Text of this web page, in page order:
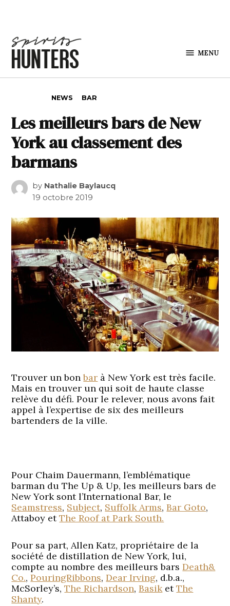
MENU
NEWS BAR
Les meilleurs bars de New
York au classement des
barmans
by Nathalie Baylaucq
19 octobre 2019
Trouver un bonbar à New York est très facile.
Mais en trouver un qui soit de haute classe
relève du défi. Pour le relever, nous avons fait
appel à l’expertise de six des meilleurs
bartenders de la ville.
Pour Chaim Dauermann, l’emblématique
barman du The Up & Up, les meilleurs bars de
New York sont l’International Bar, le
Seamstress, Subject, Suffolk Arms,Bar Goto,
Attaboy etThe Roof at Park South.
Pour sa part,Allen Katz, propriétaire de la
société de distillation de New York, lui,
compte au nombre des meilleurs barsDeath&
Co.,PouringRibbons,Dear Irving, d.b.a.,
McSorley’s,The Richardson,BasiketThe
Shanty.